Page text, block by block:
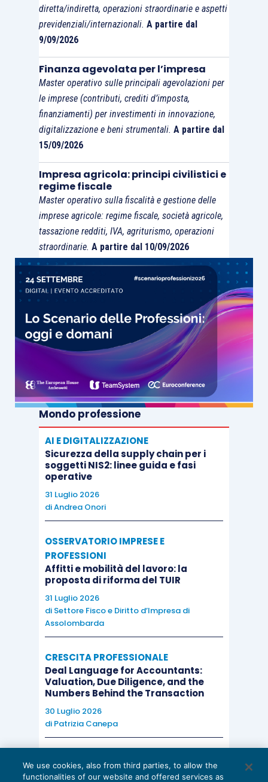
diretta/indiretta, operazioni straordinarie e aspetti
previdenziali/internazionali. A partire dal
9/09/2026
Finanza agevolata per l’impresa
Master operativo sulle principali agevolazioni per
le imprese (contributi, crediti d’imposta,
finanziamenti) per investimenti in innovazione,
digitalizzazione e beni strumentali. A partire dal
15/09/2026
Impresa agricola: principi civilistici e
regime fiscale
Master operativo sulla fiscalità e gestione delle
imprese agricole: regime fiscale, società agricole,
tassazione redditi, IVA, agriturismo, operazioni
straordinarie. A partire dal 10/09/2026
Mondo professione
AI E DIGITALIZZAZIONE
Sicurezza della supply chain per i
soggetti NIS2: linee guida e fasi
operative
31 Luglio 2026
diAndrea Onori
OSSERVATORIO IMPRESE E
PROFESSIONI
Affitti e mobilità del lavoro: la
proposta di riforma del TUIR
31 Luglio 2026
di Settore Fisco e Diritto d’Impresa di
Assolombarda
CRESCITA PROFESSIONALE
Deal Language for Accountants:
Valuation, Due Diligence, and the
Numbers Behind the Transaction
30 Luglio 2026
di Patrizia Canepa
EU AI Act e studi professionali: le
We use cookies, also from third parties, to allow the
functionalities of our website and offered services as